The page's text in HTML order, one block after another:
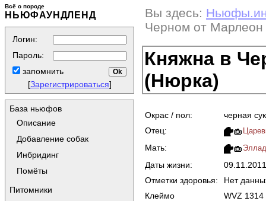
Всё о породе
НЬЮФАУНДЛЕНД
Логин:
Пароль:
запомнить
[Зарегистрироваться]
База ньюфов
Описание
Добавление собак
Инбридинг
Помёты
Питомники
Вы здесь:
Черном от Марлеон
Княжна в
(Нюрка)
Окрас / пол:
черная
Отец:
Мать:
Даты жизни:
Отметки здоровья:
Нет
Клеймо
WVZ 1314